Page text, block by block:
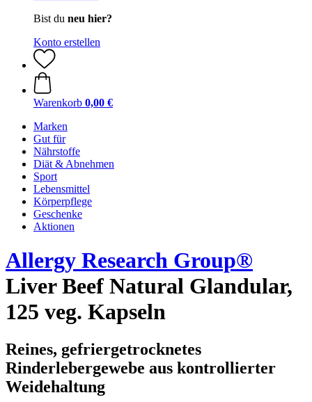
Bist du neu hier?
Konto erstellen
Warenkorb 0,00 €
Marken
Gut für
Nährstoffe
Diät & Abnehmen
Sport
Lebensmittel
Körperpflege
Geschenke
Aktionen
Allergy Research Group®
Liver Beef Natural Glandular,
125 veg. Kapseln
Reines, gefriergetrocknetes
Rinderlebergewebe aus kontrollierter
Weidehaltung